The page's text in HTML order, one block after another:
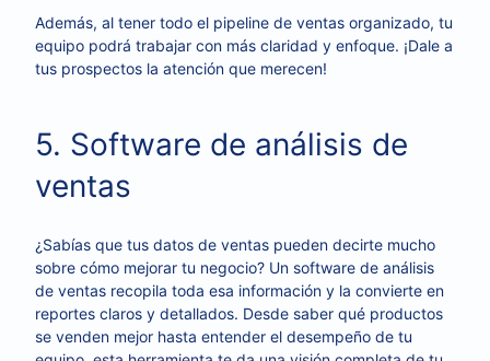
Además, al tener todo el pipeline de ventas organizado, tu
equipo podrá trabajar con más claridad y enfoque. ¡Dale a
tus prospectos la atención que merecen!
5. Software de análisis de
ventas
¿Sabías que tus datos de ventas pueden decirte mucho
sobre cómo mejorar tu negocio? Un software de análisis
de ventas recopila toda esa información y la convierte en
reportes claros y detallados. Desde saber qué productos
se venden mejor hasta entender el desempeño de tu